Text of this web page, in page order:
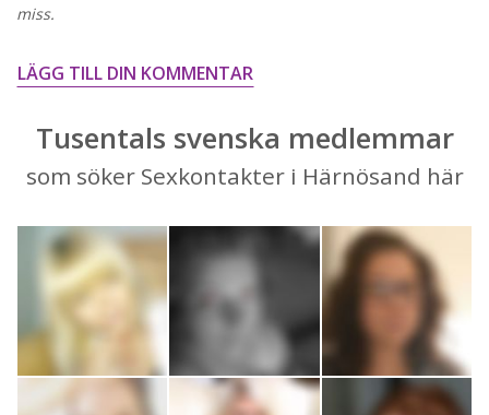
miss.
LÄGG TILL DIN KOMMENTAR
Tusentals svenska medlemmar
som söker Sexkontakter i Härnösand här